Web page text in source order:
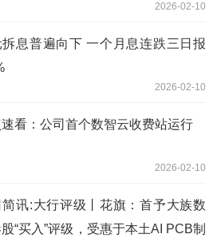
2026-02-10
息普遍向下 一个月息连跌三日报
2026-02-10
看：公司首个数智云收费站运行
2026-02-10
讯:大行评级丨花旗：首予大族数
“买入”评级，受惠于本土AI PCB制